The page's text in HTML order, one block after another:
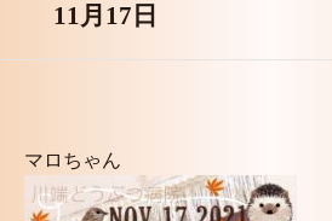
11月17日
マロちゃん